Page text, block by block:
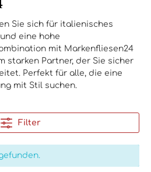
Sie sich für italienisches
eine hohe
mit Markenfliesen24
starken Partner, der Sie sicher
Perfekt für alle, die eine
mit Stil suchen.
Filter